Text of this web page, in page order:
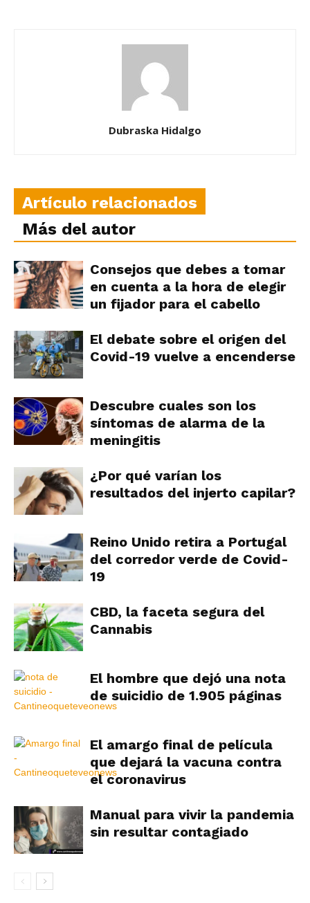
Dubraska Hidalgo
Artículo relacionados
Más del autor
Consejos que debes a tomar
en cuenta a la hora de elegir
un fijador para el cabello
El debate sobre el origen del
Covid-19 vuelve a encenderse
Descubre cuales son los
síntomas de alarma de la
meningitis
¿Por qué varían los
resultados del injerto capilar?
Reino Unido retira a Portugal
del corredor verde de Covid-
19
CBD, la faceta segura del
Cannabis
El hombre que dejó una nota
de suicidio de 1.905 páginas
El amargo final de película
que dejará la vacuna contra
el coronavirus
Manual para vivir la pandemia
sin resultar contagiado